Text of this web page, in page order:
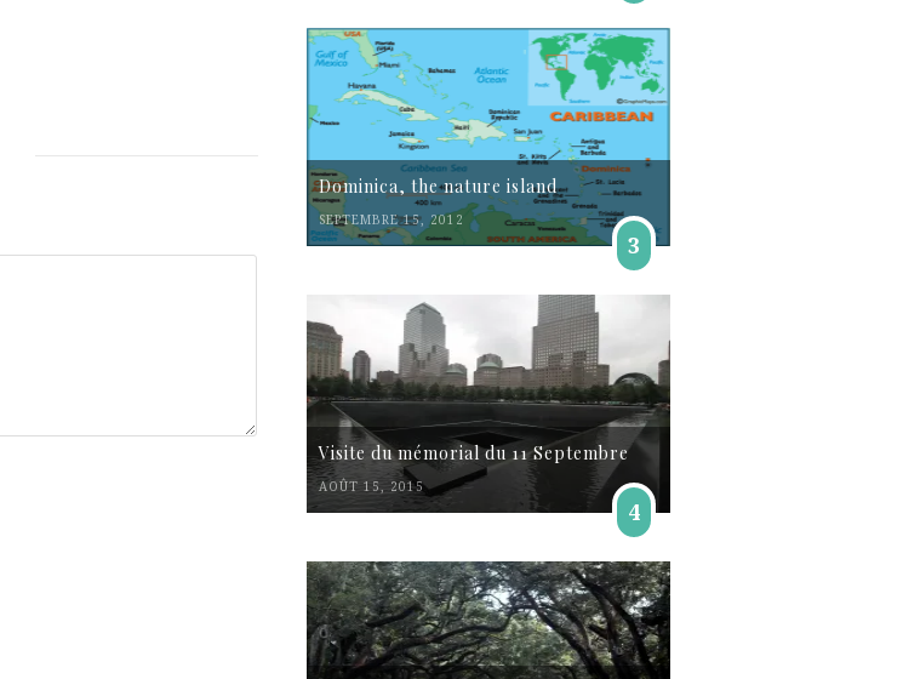
Dominica, the nature island
SEPTEMBRE 15, 2012
3
Visite du mémorial du 11 Septembre
AOÛT 15, 2015
4